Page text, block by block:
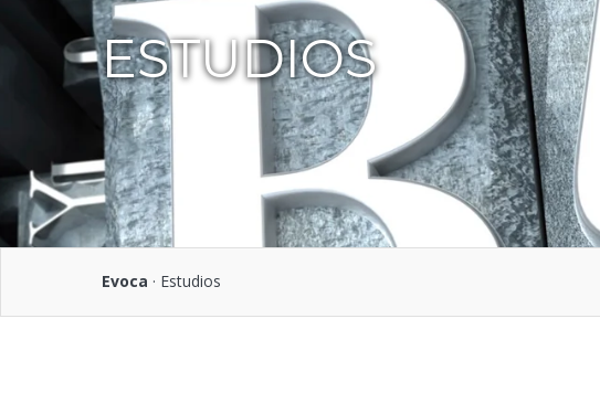
ESTUDIOS
Evoca · Estudios